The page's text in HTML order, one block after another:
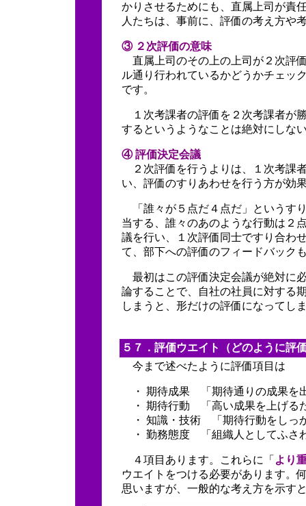
かりさせるためにも、直属上司が
人たちは、事前に、評価の考え方や
③ ２次評価の意味
直属上司のその上の上司が２次評
ル通り行われているかどうかチェッ
です。
１次考課者の評価を２次考課者が
するというようなことは絶対にしな
④ 評価決定会議
２次評価を行うよりは、１次考課
い、評価のすりあわせを行う方が効
「誰々が５点だ４点だ」というす
当する、誰々のあのような行動は２
議を行い、１次評価同士ですり合わ
て、部下への評価のフィードバック
最初はこの評価決定会議が絶対に
論することで、自社の社員に対する
しまうと、形だけの評価になってし
５７．評価ウエイト（どのように評
今まで述べたように評価項目は
・ 期待成果 「期待通りの成果を
・ 期待行動 「高い成果を上げる
・ 知識・技術 「期待行動をしっ
・ 勤務態度 「組織人としてふさ
４項目あります。これらに「 より
ウエイトをつける必要があります。
思いますが、一般的な考え方を示す